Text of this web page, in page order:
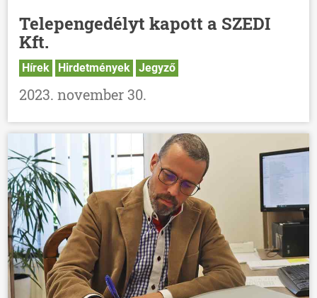
Telepengedélyt kapott a SZEDI
Kft.
Hírek Hirdetmények Jegyző
2023. november 30.